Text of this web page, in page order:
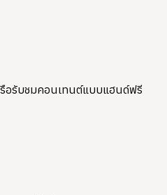
รือรับชมคอนเทนต์แบบแฮนด์ฟรี